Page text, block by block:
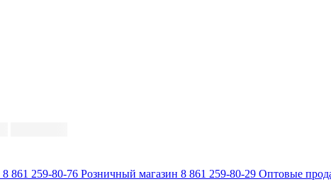
8 861 259-80-76 Розничный магазин 8 861 259-80-29 Оптовые